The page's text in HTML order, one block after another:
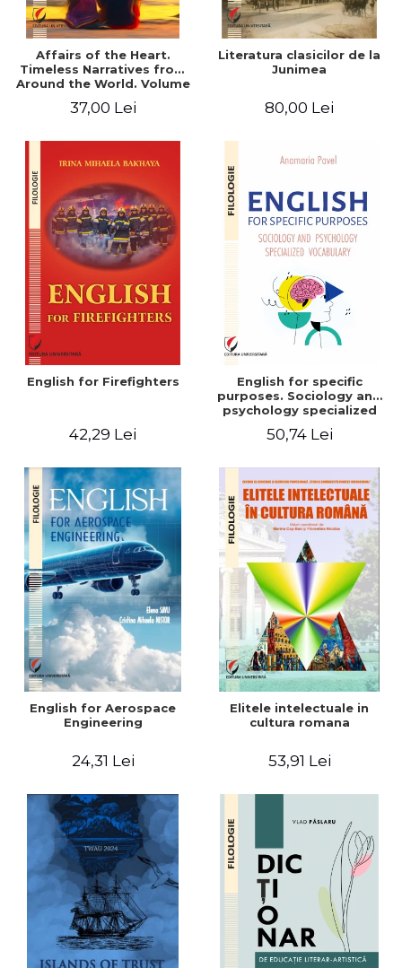
Affairs of the Heart.
Timeless Narratives from
Around the World. Volume
37,00 Lei
Literatura clasicilor de la
Junimea
80,00 Lei
English for Firefighters
42,29 Lei
English for specific
purposes. Sociology and
psychology specialized
50,74 Lei
English for Aerospace
Engineering
24,31 Lei
Elitele intelectuale in
cultura romana
53,91 Lei